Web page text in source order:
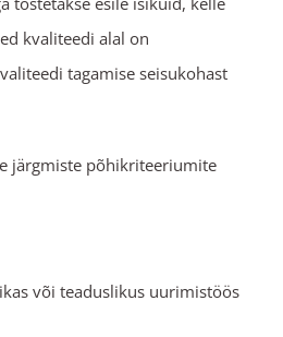
kvaliteedi alal on
tagamise seisukohast
järgmiste põhikriteeriumite
või teaduslikus uurimistöös